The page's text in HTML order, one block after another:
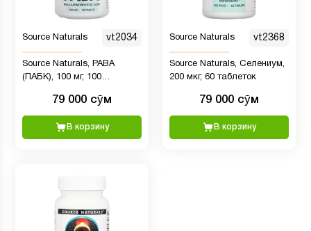
Source Naturals vt2034
Source Naturals, PABA
(ПАБК), 100 мг, 100
79 000 сӯм
В корзину
Source Naturals vt2368
Source Naturals, Селениум,
200 мкг, 60 таблеток
79 000 сӯм
В корзину